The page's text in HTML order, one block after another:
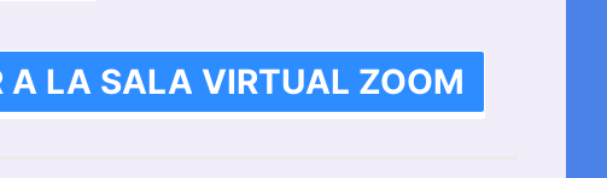
A LA SALA VIRTUAL ZOOM